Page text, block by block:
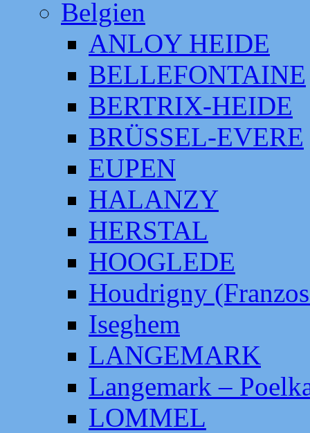
Belgien
ANLOY HEIDE
BELLEFONTAINE
BERTRIX-HEIDE
BRÜSSEL-EVERE
EUPEN
HALANZY
HERSTAL
HOOGLEDE
Houdrigny
Iseghem
LANGEMARK
Langemark –
LOMMEL